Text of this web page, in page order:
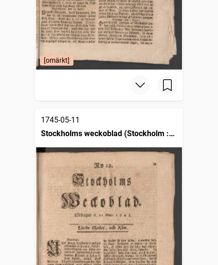
[omärkt]
1745-05-11
Stockholms weckoblad (Stockholm :